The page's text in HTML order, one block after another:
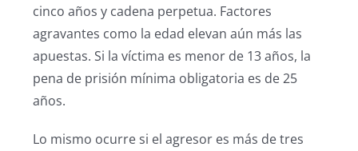
cinco años y cadena perpetua. Factores
agravantes como la edad elevan aún más las
apuestas. Si la víctima es menor de 13 años, la
pena de prisión mínima obligatoria es de 25
años.
Lo mismo ocurre si el agresor es más de tres